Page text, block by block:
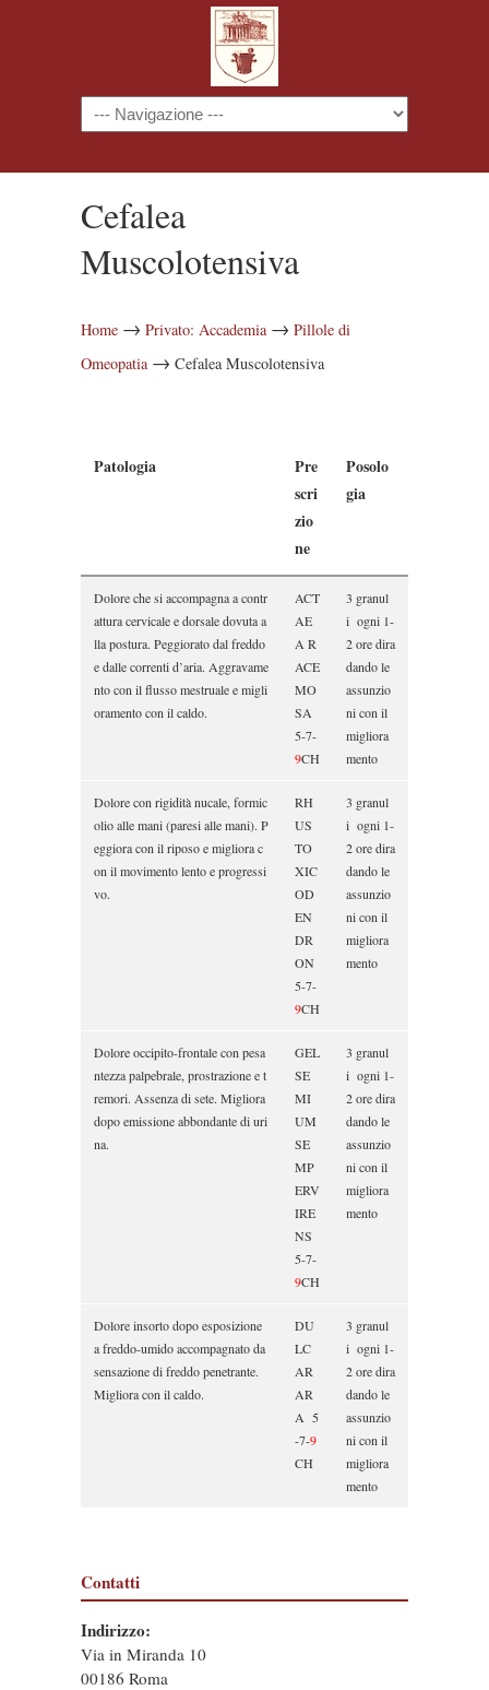
Navigazione
Cefalea
Muscolotensiva
Home → Privato: Accademia→ Pillole di
Omeopatia→ Cefalea Muscolotensiva
Patologia
Pre
scri
zio
ne
Posolo
gia
Dolore che si accompagna a contr
attura cervicale e dorsale dovuta a
lla postura. Peggiorato dal freddo
e dalle correnti d’aria. Aggravame
nto con il flusso mestruale e migli
oramento con il caldo.
ACT
AE
A R
ACE
MO
SA
5-7-
9CH
3 granul
i ogni 1-
2 ore dira
dando le
assunzio
ni con il
migliora
mento
Dolore con rigidità nucale, formic
olio alle mani (paresi alle mani). P
eggiora con il riposo e migliora c
on il movimento lento e progressi
vo.
RH
US
TO
XIC
OD
EN
DR
ON
5-7-
9CH
3 granul
i ogni 1-
2 ore dira
dando le
assunzio
ni con il
migliora
mento
Dolore occipito-frontale con pesa
ntezza palpebrale, prostrazione e t
remori. Assenza di sete. Migliora
dopo emissione abbondante di uri
na.
GEL
SE
MI
UM
SE
MP
ERV
IRE
NS
5-7-
9CH
3 granul
i ogni 1-
2 ore dira
dando le
assunzio
ni con il
migliora
mento
Dolore insorto dopo esposizione
a freddo-umido accompagnato da
sensazione di freddo penetrante.
Migliora con il caldo.
DU
LC
AR
AR
A 5
-7-9
CH
3 granul
i ogni 1-
2 ore dira
dando le
assunzio
ni con il
migliora
mento
Contatti
Indirizzo:
Via in Miranda 10
00186 Roma